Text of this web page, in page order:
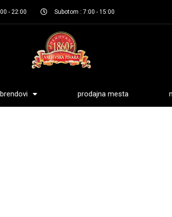
- 22:00 Subotom : 7:00 - 15:00
brendovi prodajna mesta